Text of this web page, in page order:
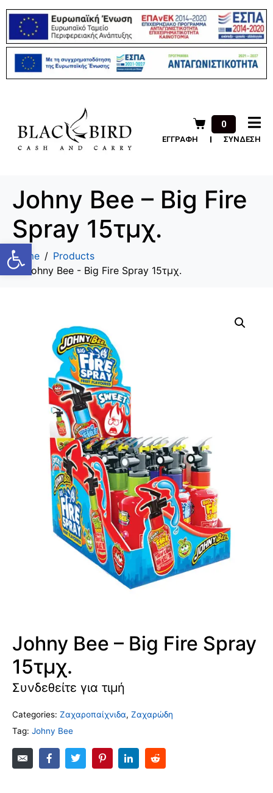
Ανοίξτε τη γραμμή εργαλείων
0
ΕΓΓΡΑΦΗ ΣΥΝΔΕΣΗ
Johny Bee – Big Fire
Spray 15τμχ.
Home
Products
Johny Bee - Big Fire Spray 15τμχ.
Johny Bee – Big Fire Spray
15τμχ.
Συνδεθείτε για τιμή
Categories: Ζαχαροπαίχνιδα, Ζαχαρώδη
Tag: Johny Bee